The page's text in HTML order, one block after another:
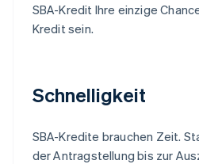
SBA-Kredit Ihre einzige
Kredit sein.
Schnelligkeit
SBA-Kredite brauchen Zeit.
der Antragstellung bis zur